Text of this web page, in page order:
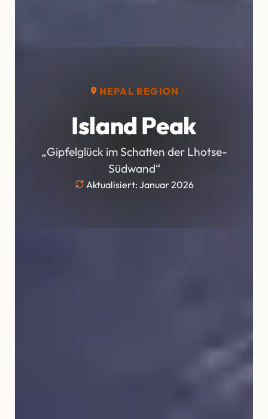
NEPAL REGION
Island Peak
„Gipfelglück im Schatten der Lhotse-
Südwand“
Aktualisiert: Januar 2026